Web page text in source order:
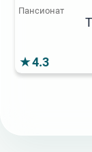
Пансионат
4.3